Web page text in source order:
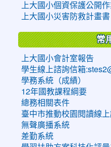
上大國小個資保護公開
上大國小災害防救計畫書
常
上大國小會計室報告
學生線上諮詢信箱
學務系統（成績）
12年國教課程綱要
總務相關表件
臺中市推動校園閱讀線
無聲廣播系統
差勤系統